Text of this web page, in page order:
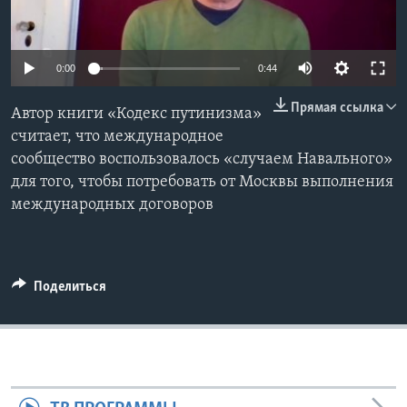
Learning English
Языки
0:00 0:44
Прямая ссылка
Автор книги «Кодекс путинизма»
считает, что международное
сообщество воспользовалось «случаем Навального»
для того, чтобы потребовать от Москвы выполнения
международных договоров
Поделиться